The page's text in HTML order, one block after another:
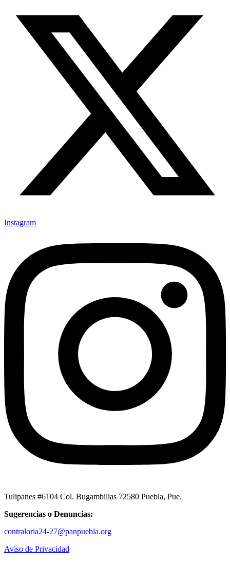
Instagram
Tulipanes #6104 Col. Bugambilias 72580 Puebla, Pue.
Sugerencias o Denuncias:
contraloria24-27@panpuebla.org
Aviso de Privacidad